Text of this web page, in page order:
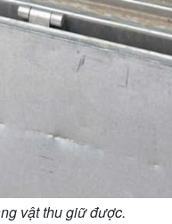
vật thu giữ được.